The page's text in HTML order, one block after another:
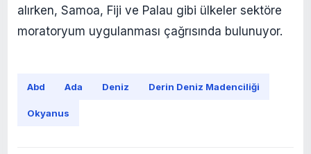
alırken, Samoa, Fiji ve Palau gibi ülkeler sektöre
moratoryum uygulanması çağrısında bulunuyor.
Abd Ada Deniz Derin Deniz Madenciliği
Okyanus